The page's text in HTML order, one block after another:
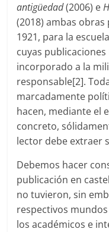
antigüedad(2006) e
(2018) ambas
1921, para la
cuyas
incorporado a la
responsable[2].
marcadamente
hacen, mediante el
concreto,
lector debe extraer
Debemos hacer
publicación en
no tuvieron, sin
respectivos
los académicos e